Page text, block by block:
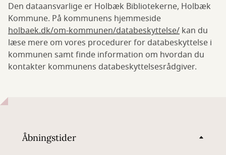
Den dataansvarlige er Holbæk Bibliotekerne, Holbæk
Kommune. På kommunens hjemmeside
holbaek.dk/om-kommunen/databeskyttelse/ kan du
læse mere om vores procedurer for databeskyttelse i
kommunen samt finde information om hvordan du
kontakter kommunens databeskyttelsesrådgiver.
Åbningstider